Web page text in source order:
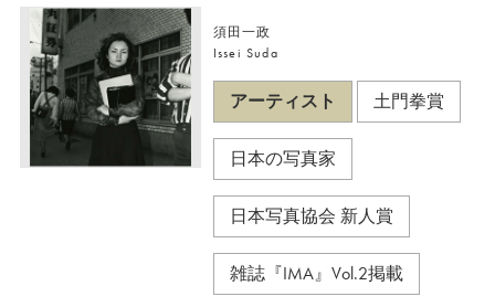
須田一政
Issei Suda
アーティスト 土門拳賞
日本の写真家
日本写真協会 新人賞
雑誌『IMA』Vol.2掲載